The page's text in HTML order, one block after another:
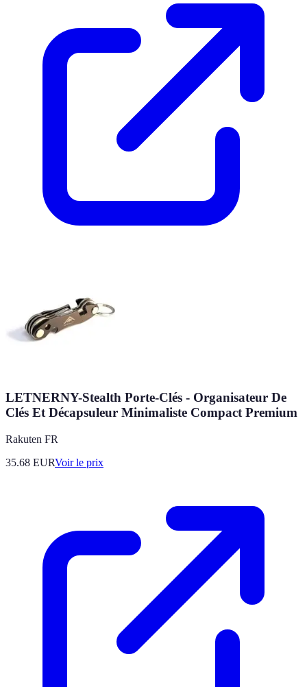
LETNERNY-Stealth Porte-Clés - Organisateur De
Clés Et Décapsuleur Minimaliste Compact Premium
Rakuten FR
35.68 EURVoir le prix